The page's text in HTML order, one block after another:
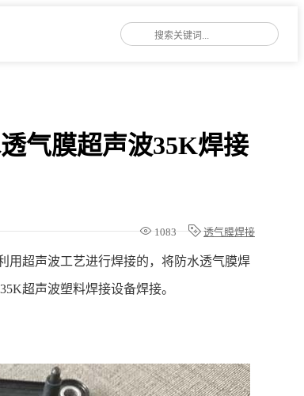
气膜超声波35K焊接
1083 透气膜焊接
用超声波工艺进行焊接的，将防水透气膜焊
超声波塑料焊接设备焊接。